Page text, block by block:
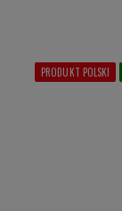
PRODUKT POLSKI